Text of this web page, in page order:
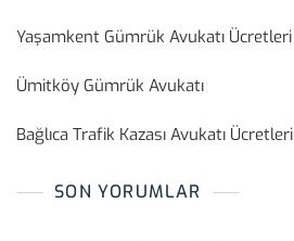
Yaşamkent Gümrük Avukatı Ücretleri
Ümitköy Gümrük Avukatı
Bağlıca Trafik Kazası Avukatı Ücretleri
SON YORUMLAR